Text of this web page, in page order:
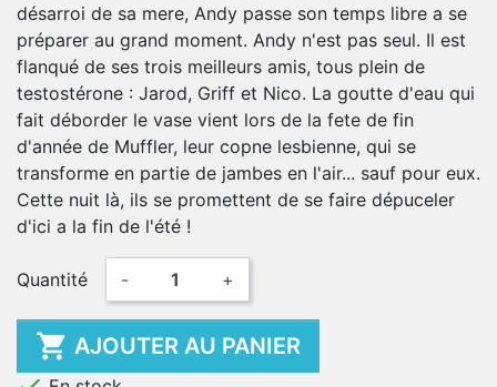
désarroi de sa mere, Andy passe son temps libre a se
préparer au grand moment. Andy n'est pas seul. Il est
flanqué de ses trois meilleurs amis, tous plein de
testostérone : Jarod, Griff et Nico. La goutte d'eau qui
fait déborder le vase vient lors de la fete de fin
d'année de Muffler, leur copne lesbienne, qui se
transforme en partie de jambes en l'air... sauf pour eux.
Cette nuit là, ils se promettent de se faire dépuceler
d'ici a la fin de l'été !
Quantité - +
 AJOUTER AU PANIER